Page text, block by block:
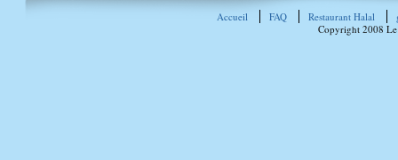
Accueil FAQ Restaurant Halal
Copyright 2008